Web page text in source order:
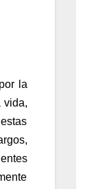
la
vida,